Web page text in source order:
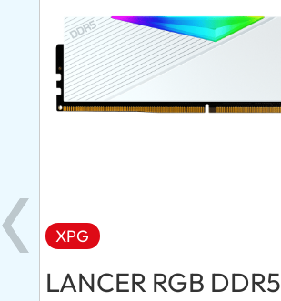
XPG
LANCER RGB DDR5